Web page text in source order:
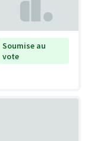
Soumise au
vote